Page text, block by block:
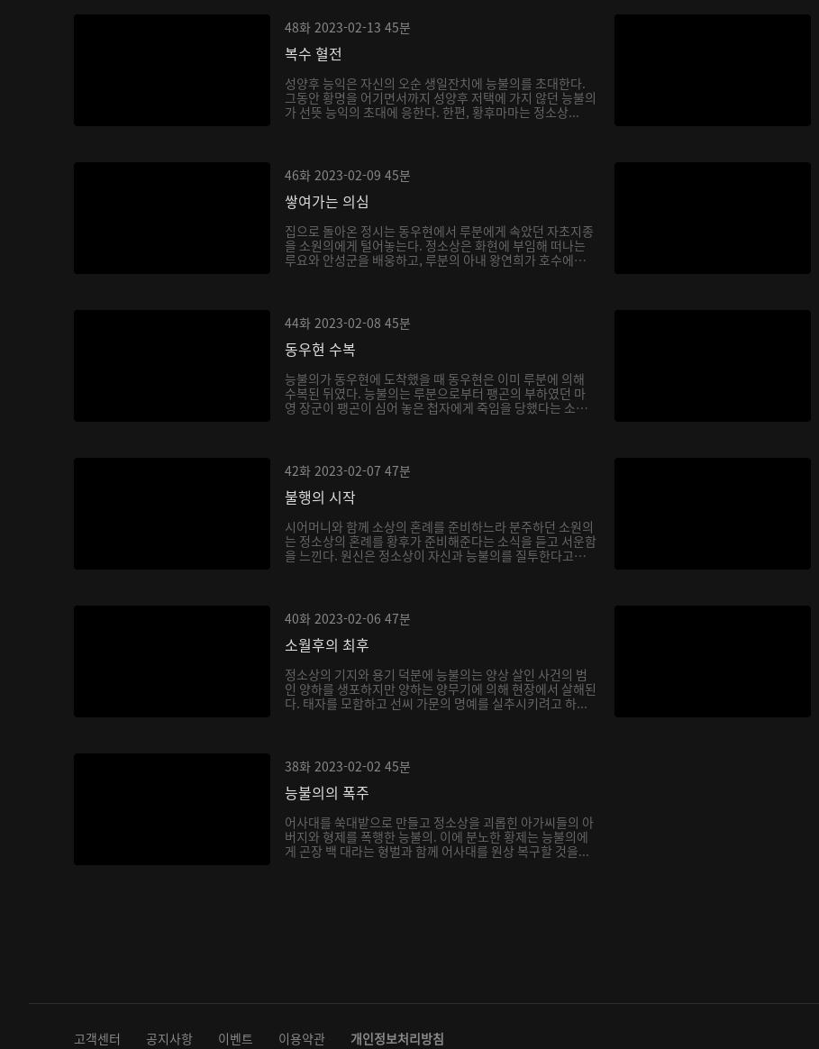
48화 2023-02-13 45분
복수 혈전
성양후 능익은 자신의 오순 생일잔치에 능불의를 초대한다.
그동안 황명을 어기면서까지 성양후 저택에 가지 않던 능불의
가 선뜻 능익의 초대에 응한다. 한편, 황후마마는 정소상...
46화 2023-02-09 45분
쌓여가는 의심
집으로 돌아온 정시는 동우현에서 루분에게 속았던 자초지종
을 소원의에게 털어놓는다. 정소상은 화현에 부임해 떠나는
루요와 안성군을 배웅하고, 루분의 아내 왕연희가 호수에
44화 2023-02-08 45분
동우현 수복
능불의가 동우현에 도착했을 때 동우현은 이미 루분에 의해
수복된 뒤였다. 능불의는 루분으로부터 팽곤의 부하였던 마
영 장군이 팽곤이 심어 놓은 첩자에게 죽임을 당했다는 소
42화 2023-02-07 47분
불행의 시작
시어머니와 함께 소상의 혼례를 준비하느라 분주하던 소원의
는 정소상의 혼례를 황후가 준비해준다는 소식을 듣고 서운함
을 느낀다. 원신은 정소상이 자신과 능불의를 질투한다고
40화 2023-02-06 47분
소월후의 최후
정소상의 기지와 용기 덕분에 능불의는 양상 살인 사건의 범
인 양하를 생포하지만 양하는 양무기에 의해 현장에서 살해된
다. 태자를 모함하고 선씨 가문의 명예를 실추시키려고 하...
38화 2023-02-02 45분
능불의의 폭주
어사대를 쑥대밭으로 만들고 정소상을 괴롭힌 아가씨들의 아
버지와 형제를 폭행한 능불의. 이에 분노한 황제는 능불의에
게 곤장 백 대라는 형벌과 함께 어사대를 원상 복구할 것을...
고객센터 공지사항 이벤트 이용약관 개인정보처리방침